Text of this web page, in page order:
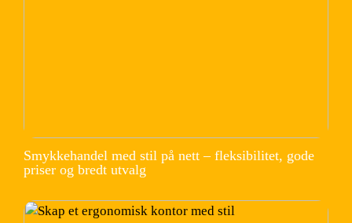
Smykkehandel med stil på nett – fleksibilitet, gode
priser og bredt utvalg